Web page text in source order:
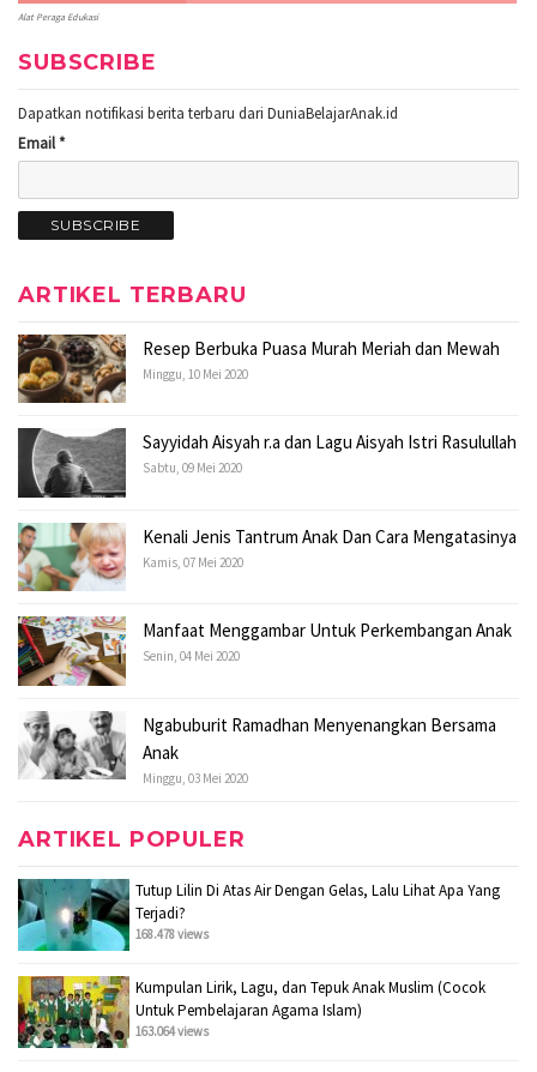
Alat Peraga Edukasi
SUBSCRIBE
Dapatkan notifikasi berita terbaru dari DuniaBelajarAnak.id
Email *
ARTIKEL TERBARU
Resep Berbuka Puasa Murah Meriah dan Mewah
Minggu, 10 Mei 2020
Sayyidah Aisyah r.a dan Lagu Aisyah Istri Rasulullah
Sabtu, 09 Mei 2020
Kenali Jenis Tantrum Anak Dan Cara Mengatasinya
Kamis, 07 Mei 2020
Manfaat Menggambar Untuk Perkembangan Anak
Senin, 04 Mei 2020
Ngabuburit Ramadhan Menyenangkan Bersama
Anak
Minggu, 03 Mei 2020
ARTIKEL POPULER
Tutup Lilin Di Atas Air Dengan Gelas, Lalu Lihat Apa Yang
Terjadi?
168.478 views
Kumpulan Lirik, Lagu, dan Tepuk Anak Muslim (Cocok
Untuk Pembelajaran Agama Islam)
163.064 views